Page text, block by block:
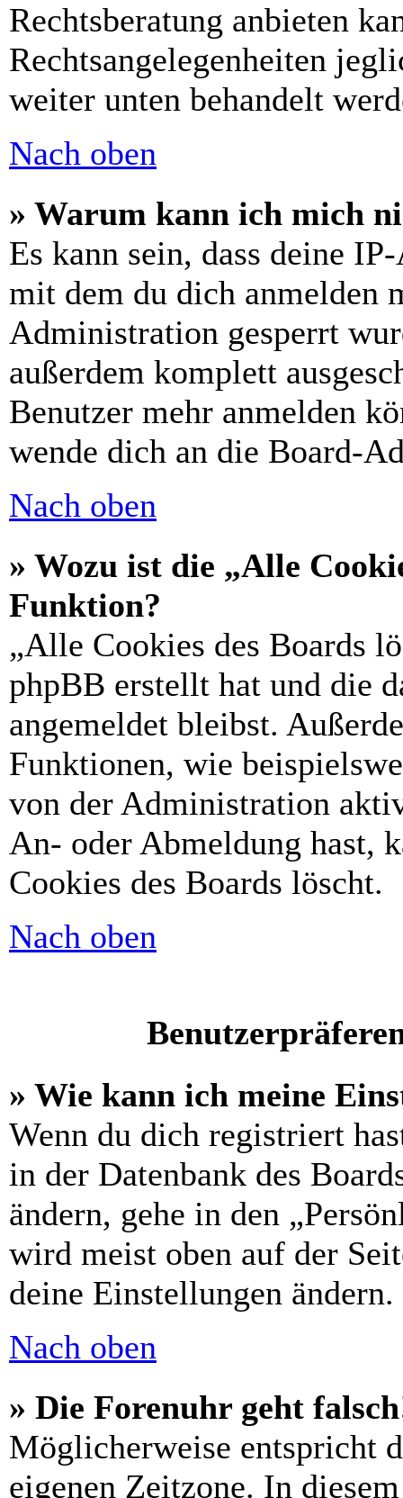
Rechtsberatung anbieten
Rechtsangelegenheiten
weiter unten behandelt
Nach oben
» Warum kann ich mich
Es kann sein, dass deine
mit dem du dich anmelden
Administration gesperrt
außerdem komplett
Benutzer mehr anmelden
wende dich an die Board-
Nach oben
» Wozu ist die „Alle
Funktion?
„Alle Cookies des Boards
phpBB erstellt hat und die
angemeldet bleibst.
Funktionen, wie
von der Administration
An- oder Abmeldung hast,
Cookies des Boards löscht.
Nach oben
» Wie kann ich meine
Wenn du dich registriert
in der Datenbank des
ändern, gehe in den
wird meist oben auf der
deine Einstellungen ändern.
Nach oben
» Die Forenuhr geht
Möglicherweise entspricht
eigenen Zeitzone. In